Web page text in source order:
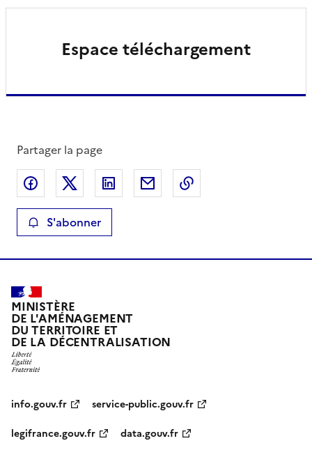
Espace téléchargement
Partager la page
Partager sur Facebook
Partager sur XPartager sur LinkedIn
Partager par email
S'abonner
MINISTÈRE
DE L'AMÉNAGEMENT
DU TERRITOIRE ET
DE LA DÉCENTRALISATION
info.gouv.fr
service-public.gouv.fr
legifrance.gouv.fr
data.gouv.fr